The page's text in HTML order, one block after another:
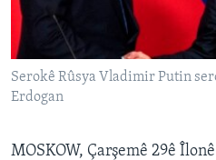
ÇAND Û HUNER
SERNIVÎS
SORANÎ
Serokê Rûsya Vladimir Putin
Erdogan
MOSKOW, Çarşemê 29ê